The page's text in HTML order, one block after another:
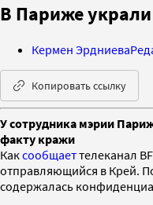
В Париже украли
Кермен Эрдниева
Копировать ссылку
У сотрудника мэрии
факту кражи
Каксообщаеттелеканал
отправляющийся в Крей.
содержалась